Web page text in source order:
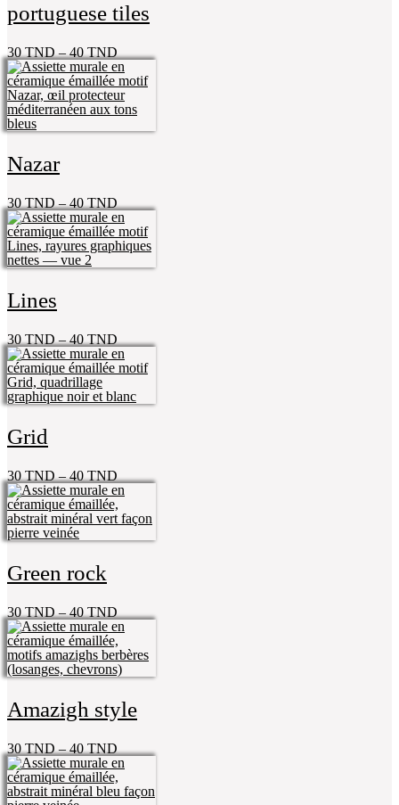
portuguese tiles
30TND–40TND
Nazar
30TND–40TND
Lines
30TND–40TND
Grid
30TND–40TND
Green rock
30TND–40TND
Amazigh style
30TND–40TND